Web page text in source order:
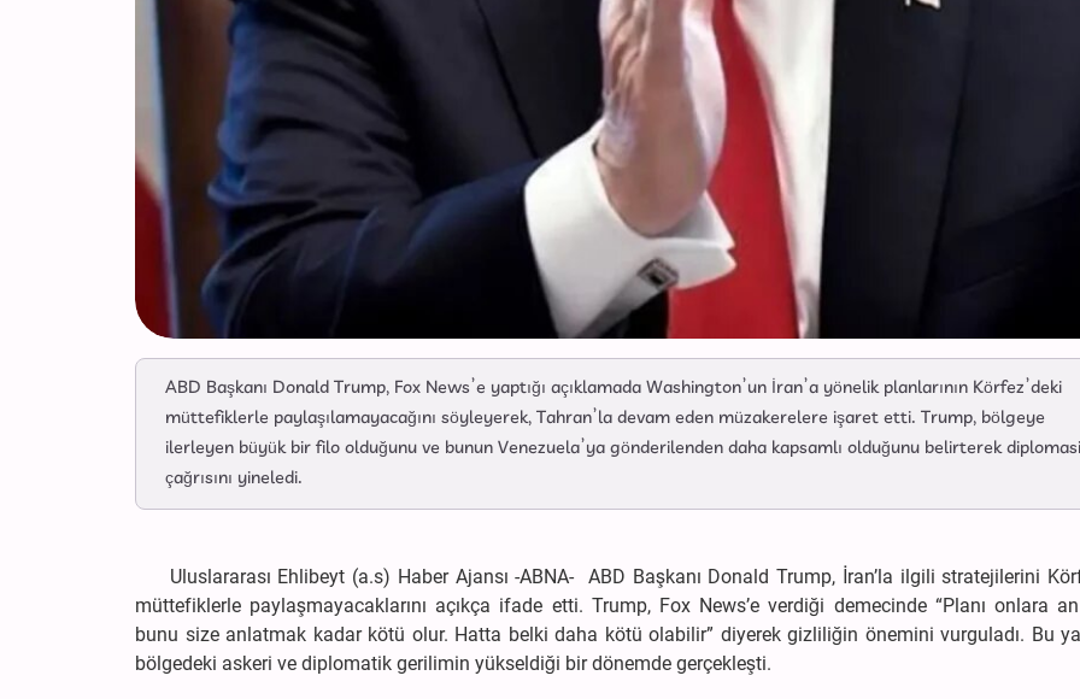
ABD Başkanı Donald Trump, Fox News’e yaptığı açıklamada Washington’un İran’a yönelik planlarının Körfez’deki
müttefiklerle paylaşılamayacağını söyleyerek, Tahran’la devam eden müzakerelere işaret etti. Trump, bölgeye
ilerleyen büyük bir filo olduğunu ve bunun Venezuela’ya gönderilenden daha kapsamlı olduğunu belirterek diplomasi
çağrısını yineledi.
Uluslararası Ehlibeyt (a.s) Haber Ajansı -ABNA- ABD Başkanı Donald Trump, İran’la ilgili stratejilerini
müttefiklerle paylaşmayacaklarını açıkça ifade etti. Trump, Fox News’e verdiği demecinde “Planı onlara
bunu size anlatmak kadar kötü olur. Hatta belki daha kötü olabilir” diyerek gizliliğin önemini vurguladı. Bu
bölgedeki askeri ve diplomatik gerilimin yükseldiği bir dönemde gerçekleşti.